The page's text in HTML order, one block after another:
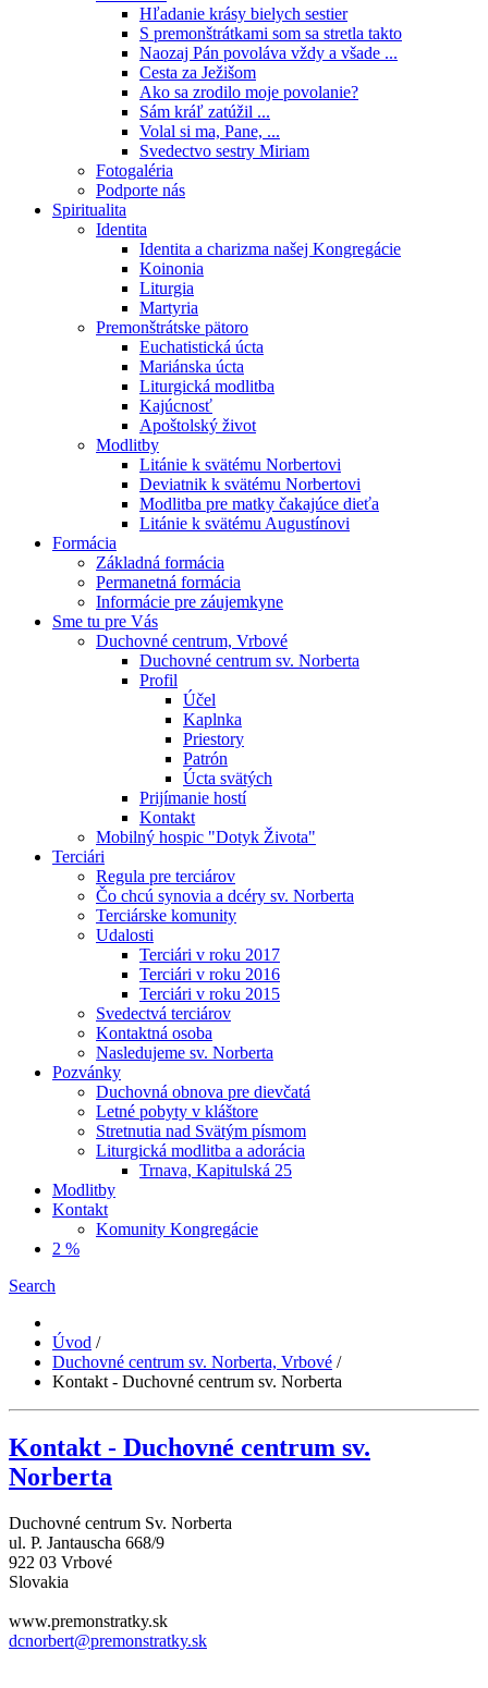
Hľadanie krásy bielych sestier
S premonštrátkami som sa stretla takto
Naozaj Pán povoláva vždy a všade ...
Cesta za Ježišom
Ako sa zrodilo moje povolanie?
Sám kráľ zatúžil ...
Volal si ma, Pane, ...
Svedectvo sestry Miriam
Fotogaléria
Podporte nás
Spiritualita
Identita
Identita a charizma našej Kongregácie
Koinonia
Liturgia
Martyria
Premonštrátske pätoro
Euchatistická úcta
Mariánska úcta
Liturgická modlitba
Kajúcnosť
Apoštolský život
Modlitby
Litánie k svätému Norbertovi
Deviatnik k svätému Norbertovi
Modlitba pre matky čakajúce dieťa
Litánie k svätému Augustínovi
Formácia
Základná formácia
Permanetná formácia
Informácie pre záujemkyne
Sme tu pre Vás
Duchovné centrum, Vrbové
Duchovné centrum sv. Norberta
Profil
Účel
Kaplnka
Priestory
Patrón
Úcta svätých
Prijímanie hostí
Kontakt
Mobilný hospic "Dotyk Života"
Terciári
Regula pre terciárov
Čo chcú synovia a dcéry sv. Norberta
Terciárske komunity
Udalosti
Terciári v roku 2017
Terciári v roku 2016
Terciári v roku 2015
Svedectvá terciárov
Kontaktná osoba
Nasledujeme sv. Norberta
Pozvánky
Duchovná obnova pre dievčatá
Letné pobyty v kláštore
Stretnutia nad Svätým písmom
Liturgická modlitba a adorácia
Trnava, Kapitulská 25
Modlitby
Kontakt
Komunity Kongregácie
2 %
Search
Úvod /
Duchovné centrum sv. Norberta, Vrbové /
Kontakt - Duchovné centrum sv. Norberta
Kontakt - Duchovné centrum sv.
Norberta
Duchovné centrum Sv. Norberta
ul. P. Jantauscha 668/9
922 03 Vrbové
Slovakia
www.premonstratky.sk
dcnorbert@premonstratky.sk